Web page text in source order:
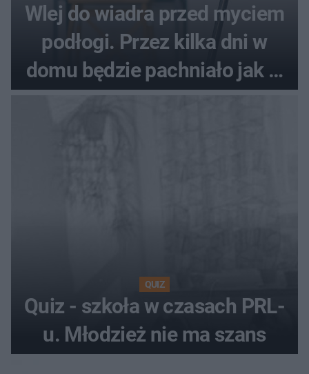
Wlej do wiadra przed myciem
podłogi. Przez kilka dni w
domu będzie pachniało jak w
hotelu
QUIZ
Quiz - szkoła w czasach PRL-
u. Młodzież nie ma szans